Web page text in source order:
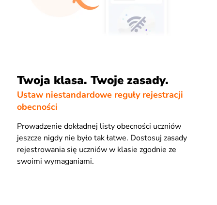
Twoja klasa. Twoje zasady.
Ustaw niestandardowe reguły rejestracji
obecności
Prowadzenie dokładnej listy obecności uczniów
jeszcze nigdy nie było tak łatwe. Dostosuj zasady
rejestrowania się uczniów w klasie zgodnie ze
swoimi wymaganiami.